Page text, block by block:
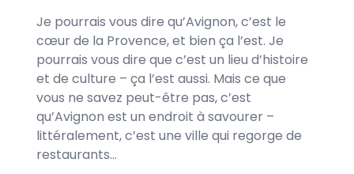
Je pourrais vous dire qu’Avignon, c’est le
cœur de la Provence, et bien ça l’est. Je
pourrais vous dire que c’est un lieu d’histoire
et de culture – ça l’est aussi. Mais ce que
vous ne savez peut-être pas, c’est
qu’Avignon est un endroit à savourer –
littéralement, c’est une ville qui regorge de
restaurants…